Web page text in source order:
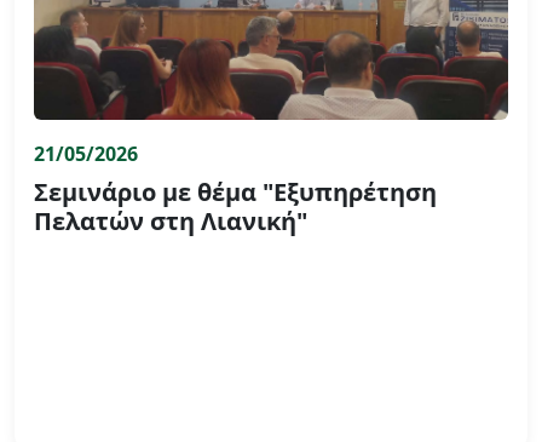
21/05/2026
Σεμινάριο με θέμα "Εξυπηρέτηση
Πελατών στη Λιανική"